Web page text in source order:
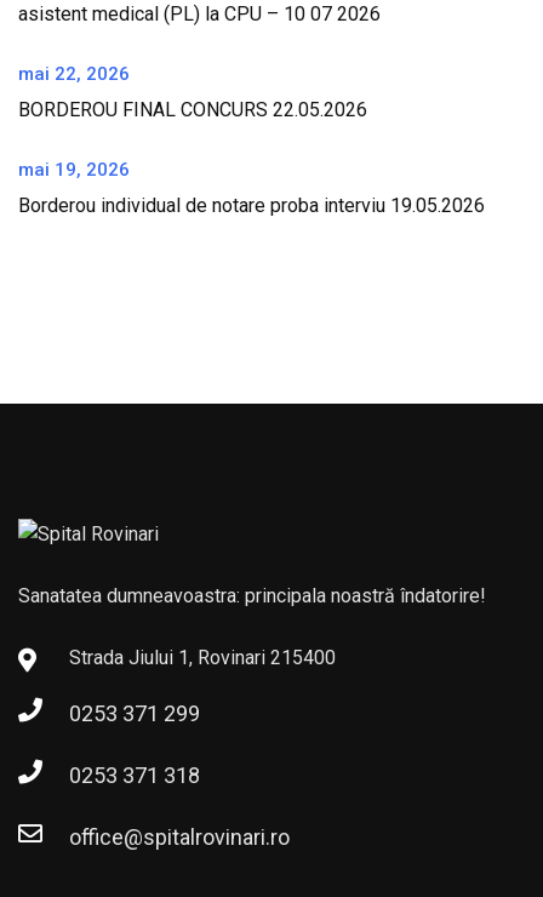
asistent medical (PL) la CPU – 10 07 2026
mai 22, 2026
BORDEROU FINAL CONCURS 22.05.2026
mai 19, 2026
Borderou individual de notare proba interviu 19.05.2026
Sanatatea dumneavoastra: principala noastră îndatorire!
Strada Jiului 1, Rovinari 215400
0253 371 299
0253 371 318
office@spitalrovinari.ro